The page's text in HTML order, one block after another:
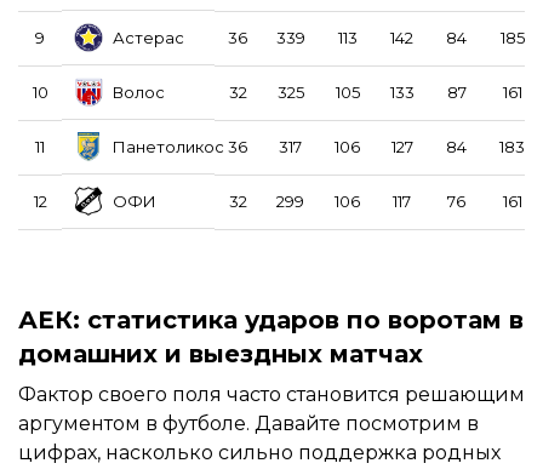
9 Астерас 36 339 113 142 84 185
10 Волос 32 325 105 133 87 161
11 Панетоликос 36 317 106 127 84 183
12 ОФИ 32 299 106 117 76 161
АЕК: статистика ударов по воротам в
домашних и выездных матчах
Фактор своего поля часто становится решающим
аргументом в футболе. Давайте посмотрим в
цифрах, насколько сильно поддержка родных